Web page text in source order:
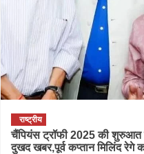
राष्ट्रीय
चैंपियंस ट्रॉफी 2025 की
दुखद खबर,पूर्व कप्तान मिलिंद रेगे